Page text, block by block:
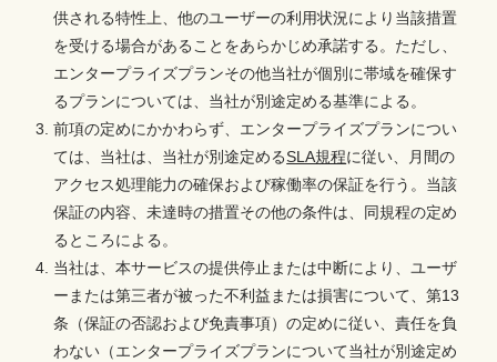
供される特性上、他のユーザーの利用状況により当該措置
を受ける場合があることをあらかじめ承諾する。ただし、
エンタープライズプランその他当社が個別に帯域を確保す
るプランについては、当社が別途定める基準による。
前項の定めにかかわらず、エンタープライズプランについ
ては、当社は、当社が別途定めるSLA規程に従い、月間の
アクセス処理能力の確保および稼働率の保証を行う。当該
保証の内容、未達時の措置その他の条件は、同規程の定め
るところによる。
当社は、本サービスの提供停止または中断により、ユーザ
ーまたは第三者が被った不利益または損害について、第13
条（保証の否認および免責事項）の定めに従い、責任を負
わない（エンタープライズプランについて当社が別途定め